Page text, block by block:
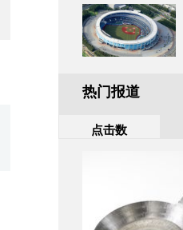
热门报道
点击数